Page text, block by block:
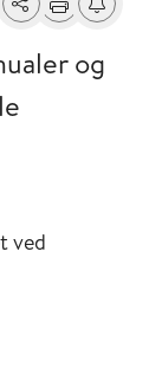
Del Skriv ut
Få
og
ved